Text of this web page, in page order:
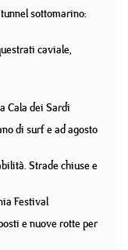
sottomarino:
caviale,
Cala dei Sardi
di surf e ad agosto
Strade chiuse e
Festival
e nuove rotte per